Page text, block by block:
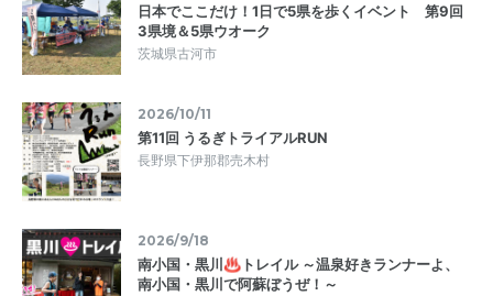
日本でここだけ！1日で5県を歩くイベント 第9回
3県境＆5県ウオーク
茨城県古河市
2026/10/11
第11回 うるぎトライアルRUN
長野県下伊那郡売木村
2026/9/18
南小国・黒川♨トレイル ～温泉好きランナーよ、
南小国・黒川で阿蘇ぼうぜ！～